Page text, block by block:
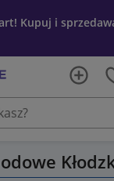
Kupuj i